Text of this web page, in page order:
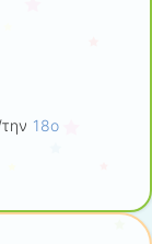
18ο